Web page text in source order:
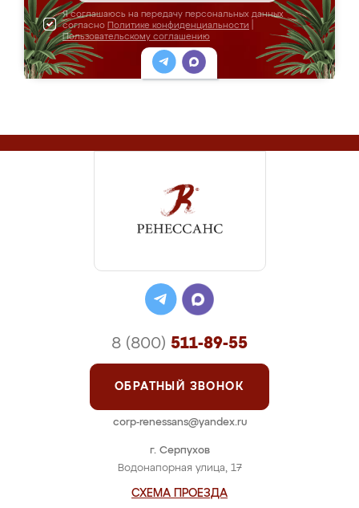
Я соглашаюсь на передачу персональных данных
согласно Политике конфиденциальности
Пользовательскому соглашению
г. Серпухов
Водонапорная улица, 17
СХЕМА ПРОЕЗДА
8 (800) 511-89-55
ОБРАТНЫЙ ЗВОНОК
corp-renessans@yandex.ru